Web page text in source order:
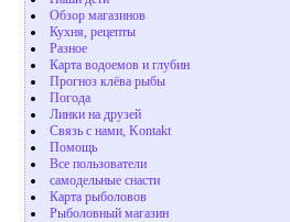
Обзор магазинов
Кухня, рецепты
Разное
Карта водоемов и глубин
Прогноз клёва рыбы
Погода
Линки на друзей
Связь с нами, Kontakt
Помощь
Все пользователи
самодельные снасти
Карта рыболовов
Рыболовный магазин